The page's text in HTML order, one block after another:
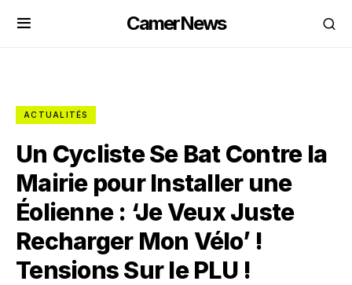
CamerNews
ACTUALITÉS
Un Cycliste Se Bat Contre la
Mairie pour Installer une
Éolienne : ‘Je Veux Juste
Recharger Mon Vélo’ !
Tensions Sur le PLU !